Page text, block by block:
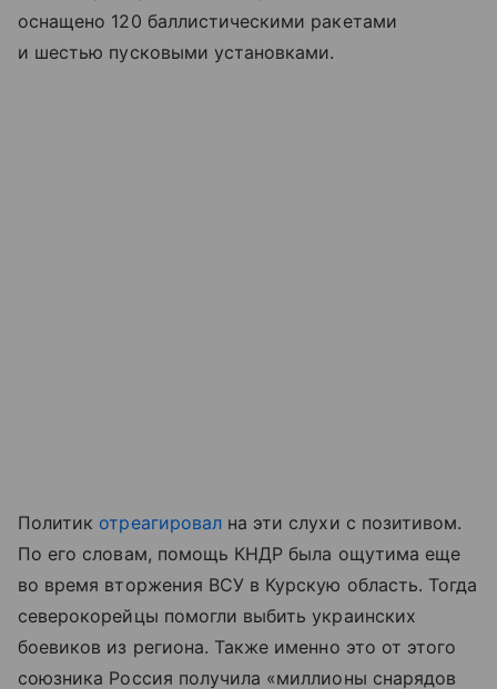
оснащено 120 баллистическими ракетами
и шестью пусковыми установками.
Политик отреагировална эти слухи с позитивом.
По его словам, помощь КНДР была ощутима еще
во время вторжения ВСУ в Курскую область. Тогда
северокорейцы помогли выбить украинских
боевиков из региона. Также именно это от этого
союзника Россия получила «миллионы снарядов